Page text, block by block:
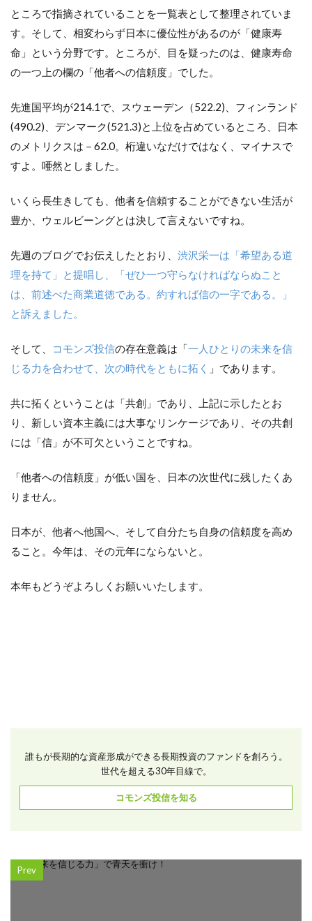
ところで指摘されていることを一覧表として整理されていま
す。そして、相変わらず日本に優位性があるのが「健康寿
命」という分野です。ところが、目を疑ったのは、健康寿命
の一つ上の欄の「他者への信頼度」でした。
先進国平均が214.1で、スウェーデン（522.2)、フィンランド
(490.2)、デンマーク(521.3)と上位を占めているところ、日本
のメトリクスは－62.0。桁違いなだけではなく、マイナスで
すよ。唖然としました。
いくら長生きしても、他者を信頼することができない生活が
豊か、ウェルビーングとは決して言えないですね。
先週のブログでお伝えしたとおり、 渋沢栄一は「希望ある道
理を持て」と提唱し、「ぜひ一つ守らなければならぬこと
は、前述べた商業道徳である。約すれば信の一字である。」
と訴えました。
そして、 コモンズ投信の存在意義は「一人ひとりの未来を信
じる力を合わせて、次の時代をともに拓く 」であります。
共に拓くということは「共創」であり、上記に示したとお
り、新しい資本主義には大事なリンケージであり、その共創
には「信」が不可欠ということですね。
「他者への信頼度」が低い国を、日本の次世代に残したくあ
りません。
日本が、他者へ他国へ、そして自分たち自身の信頼度を高め
ること。今年は、その元年にならないと。
本年もどうぞよろしくお願いいたします。
誰もが長期的な資産形成ができる長期投資のファンドを創ろう。
世代を超える30年目線で。
コモンズ投信を知る
Prev